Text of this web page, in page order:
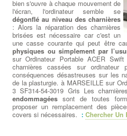
bien s'ouvre à chaque mouvement de
l'écran, l'ordinateur semble se
dégonflé au niveau des charnières
: Alors la réparation des charnières
brisées est nécessaire car c'est un
une casse courante qui peut être
physiques ou simplement par
sur Ordinateur Portable ACER
charnières cassées sur ordinateur
conséquences désastreuses sur les
de la plasturgie. à MARSEILLE sur
3 SF314-54-3019 Gris Les
endommagées sont de toutes
proposer un remplacement des
covers si nécessaires. : Chercher Un